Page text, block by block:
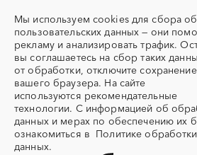
Акварель
Аккумуляторы
Алмазное бурение
Алюминиевые
конструкции
Алюминий
Ангар
Тамбовская область
Тверская область
Тульская область
Тыва
Тюменская область
Ульяновская область
Хакасия
Челябинская область
Мы используем cookies для сбора
пользовательских данных — они
рекламу и анализировать трафик.
вы соглашаетесь на сбор таких
от обработки, отключите
вашего браузера. На сайте
используются рекомендательные
технологии. С информацией об
данных и мерах по обеспечению их
ознакомиться в Политике
данных.